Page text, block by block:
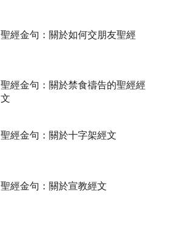
聖經金句：關於如何交朋友聖經
聖經金句：關於禁食禱告的聖經經
文
聖經金句：關於十字架經文
聖經金句：關於宣教經文